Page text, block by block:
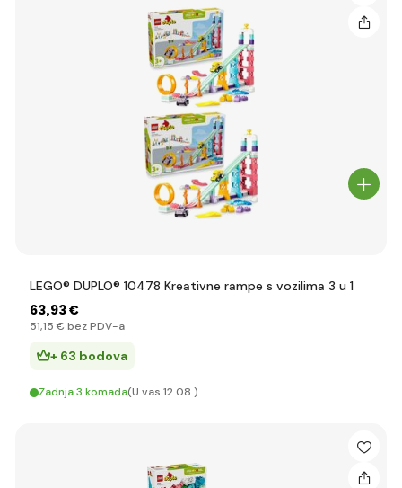
LEGO® DUPLO® 10478 Kreativne rampe s vozilima 3 u 1
63,93 €
51,15 € bez PDV-a
+ 63 bodova
Zadnja 3 komada(U vas 12.08.)